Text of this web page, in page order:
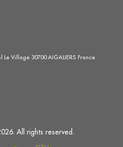
Village 30700 AIGALIERS France
All rights reserved.